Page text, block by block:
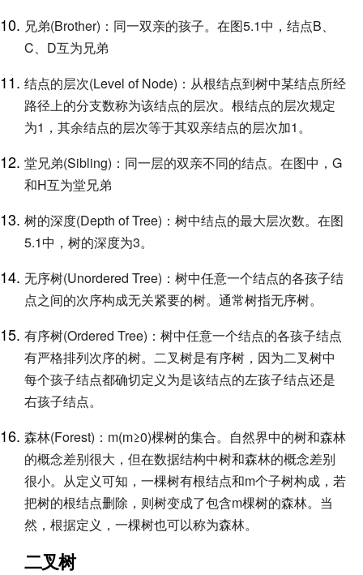
兄弟(Brother)：同一双亲的孩子。在图5.1中，结点B、
C、D互为兄弟
结点的层次(Level of Node)：从根结点到树中某结点所经
路径上的分支数称为该结点的层次。根结点的层次规定
为1，其余结点的层次等于其双亲结点的层次加1。
堂兄弟(Sibling)：同一层的双亲不同的结点。在图中，G
和H互为堂兄弟
树的深度(Depth of Tree)：树中结点的最大层次数。在图
5.1中，树的深度为3。
无序树(Unordered Tree)：树中任意一个结点的各孩子结
点之间的次序构成无关紧要的树。通常树指无序树。
有序树(Ordered Tree)：树中任意一个结点的各孩子结点
有严格排列次序的树。二叉树是有序树，因为二叉树中
每个孩子结点都确切定义为是该结点的左孩子结点还是
右孩子结点。
森林(Forest)：m(m≥0)棵树的集合。自然界中的树和森林
的概念差别很大，但在数据结构中树和森林的概念差别
很小。从定义可知，一棵树有根结点和m个子树构成，若
把树的根结点删除，则树变成了包含m棵树的森林。当
然，根据定义，一棵树也可以称为森林。
二叉树